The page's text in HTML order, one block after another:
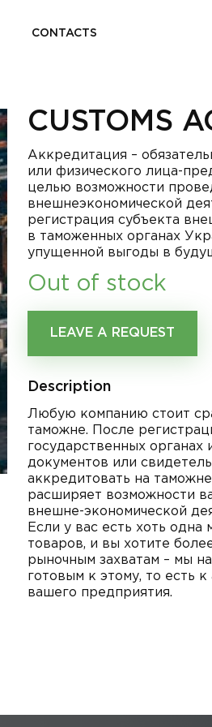
CONTACTS
CUSTOMS
Аккредитация –
или физического лица-
целью возможности
внешнеэкономической
регистрация субъекта
в таможенных органах
упущенной выгоды в
Out of stock
LEAVE A REQUEST
Description
Любую компанию стоит
таможне. После
государственных
документов или
аккредитовать на
расширяет возможности
внешне-экономической
Если у вас есть хоть
товаров, и вы хотите
рыночным захватам – мы
готовым к этому, то есть
вашего предприятия.